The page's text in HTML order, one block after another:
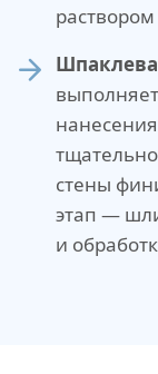
стены
этап —
и